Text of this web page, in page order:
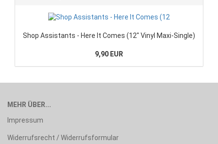
Shop Assistants - Here It Comes (12" Vinyl Maxi-Single)
9,90 EUR
MEHR ÜBER...
Impressum
Widerrufsrecht / Widerrufsformular